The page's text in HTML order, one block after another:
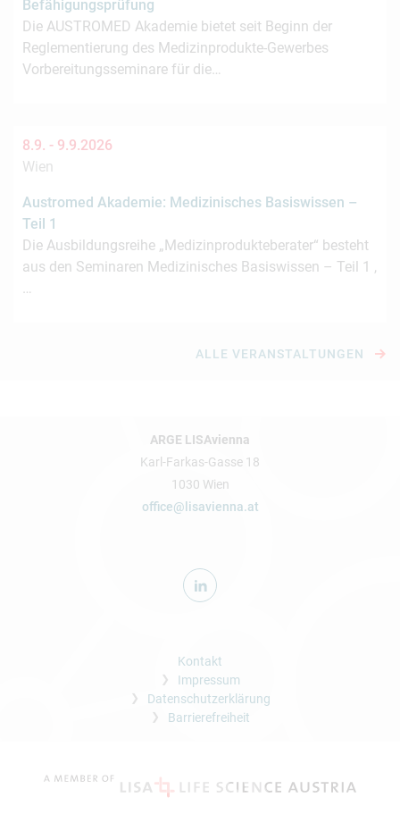
Befähigungsprüfung
Die AUSTROMED Akademie bietet seit Beginn der
Reglementierung des Medizinprodukte-Gewerbes
Vorbereitungsseminare für die…
8.9. - 9.9.2026
Wien
Austromed Akademie: Medizinisches Basiswissen –
Teil 1
Die Ausbildungsreihe „Medizinprodukteberater“ besteht
aus den Seminaren Medizinisches Basiswissen – Teil 1 ,
…
ALLE VERANSTALTUNGEN
ARGE LISAvienna
Karl-Farkas-Gasse 18
1030 Wien
office@lisavienna.at
Kontakt
Impressum
Datenschutzerklärung
Barrierefreiheit